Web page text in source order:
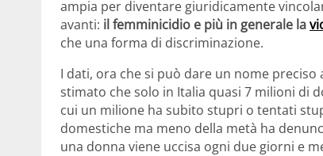
ampia per diventare giuridicamente
avanti: il femminicidio e più in generale la
che una forma di discriminazione.
I dati, ora che si può dare un nome
stimato che solo in Italia quasi 7 milioni di
cui un milione ha subito stupri o tentati
domestiche ma meno della metà ha
una donna viene uccisa ogni due giorni e